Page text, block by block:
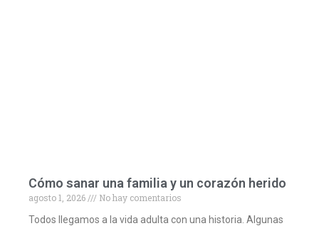
Cómo sanar una familia y un corazón herido
agosto 1, 2026
No hay comentarios
Todos llegamos a la vida adulta con una historia. Algunas